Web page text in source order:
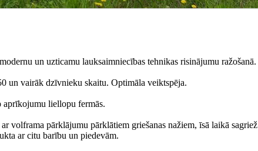
un uzticamu lauksaimniecības tehnikas risinājumu ražošanā.
un vairāk dzīvnieku skaitu. Optimāla veiktspēja.
aprīkojumu liellopu fermās.
volframa pārklājumu pārklātiem griešanas nažiem, īsā laikā sagriež
ar citu barību un piedevām.